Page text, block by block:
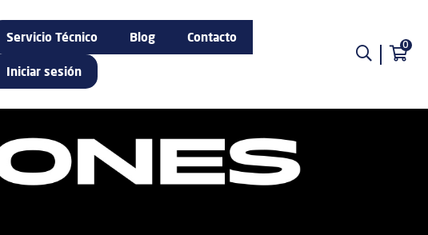
Servicio Técnico Blog Contacto
Iniciar sesión
0